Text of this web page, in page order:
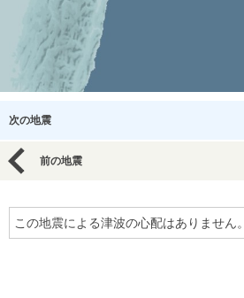
次の地震
前の地震
この地震による津波の心配はありません。